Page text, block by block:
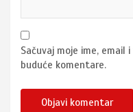
Sačuvaj moje ime, email
buduće komentare.